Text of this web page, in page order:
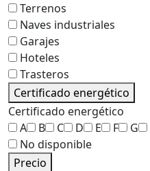
Terrenos
Naves industriales
Garajes
Hoteles
Trasteros
Certificado energético
Certificado energético
A
B C D E F G
No disponible
Precio